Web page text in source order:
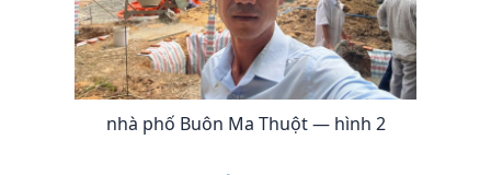
nhà phố Buôn Ma Thuột — hình 2